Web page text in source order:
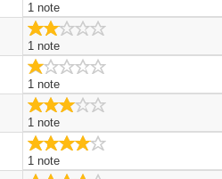
1 note
1 note
1 note
1 note
1 note